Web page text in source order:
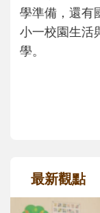
大。從給予
主、角色認
正嘗試用不
最新觀點